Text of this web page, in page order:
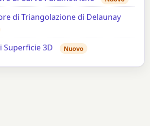
di Triangolazione di Delaunay
Superficie 3D Nuovo